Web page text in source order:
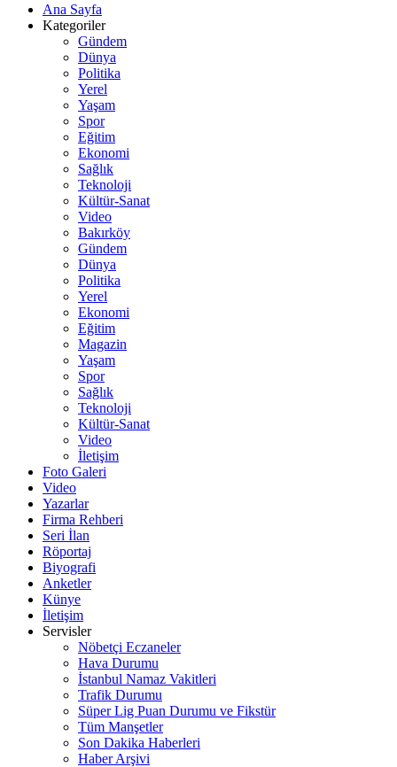
Ana Sayfa
Kategoriler
Gündem
Dünya
Politika
Yerel
Yaşam
Spor
Eğitim
Ekonomi
Sağlık
Teknoloji
Kültür-Sanat
Video
Bakırköy
Gündem
Dünya
Politika
Yerel
Ekonomi
Eğitim
Magazin
Yaşam
Spor
Sağlık
Teknoloji
Kültür-Sanat
Video
İletişim
Foto Galeri
Video
Yazarlar
Firma Rehberi
Seri İlan
Röportaj
Biyografi
Anketler
Künye
İletişim
Servisler
Nöbetçi Eczaneler
Hava Durumu
İstanbul Namaz Vakitleri
Trafik Durumu
Süper Lig Puan Durumu ve Fikstür
Tüm Manşetler
Son Dakika Haberleri
Haber Arşivi